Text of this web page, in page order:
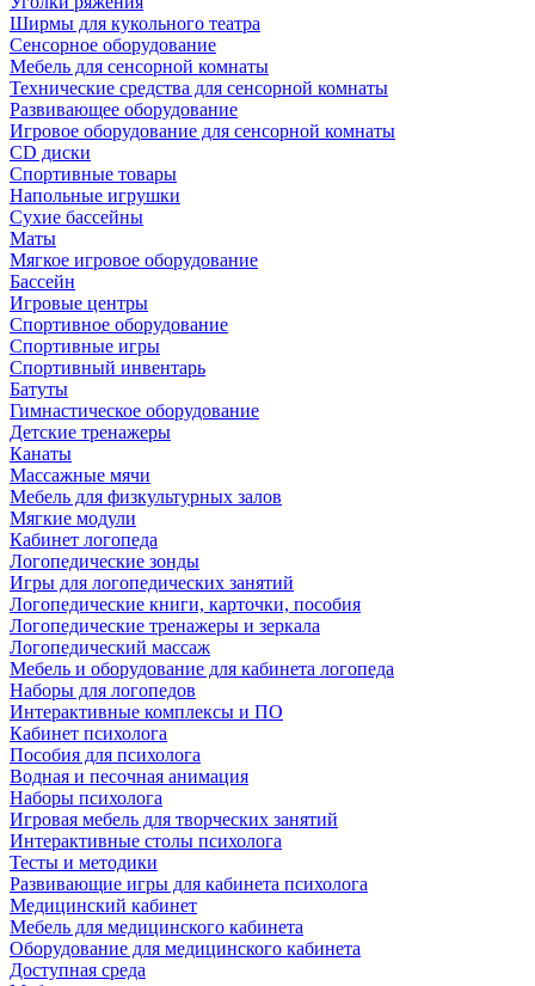
Ширмы для кукольного театра
Сенсорное оборудование
Мебель для сенсорной комнаты
Технические средства для сенсорной комнаты
Развивающее оборудование
Игровое оборудование для сенсорной комнаты
CD диски
Спортивные товары
Напольные игрушки
Сухие бассейны
Маты
Мягкое игровое оборудование
Бассейн
Игровые центры
Спортивное оборудование
Спортивные игры
Спортивный инвентарь
Батуты
Гимнастическое оборудование
Детские тренажеры
Канаты
Массажные мячи
Мебель для физкультурных залов
Мягкие модули
Кабинет логопеда
Логопедические зонды
Игры для логопедических занятий
Логопедические книги, карточки, пособия
Логопедические тренажеры и зеркала
Логопедический массаж
Мебель и оборудование для кабинета логопеда
Наборы для логопедов
Интерактивные комплексы и ПО
Кабинет психолога
Пособия для психолога
Водная и песочная анимация
Наборы психолога
Игровая мебель для творческих занятий
Интерактивные столы психолога
Тесты и методики
Развивающие игры для кабинета психолога
Медицинский кабинет
Мебель для медицинского кабинета
Оборудование для медицинского кабинета
Доступная среда